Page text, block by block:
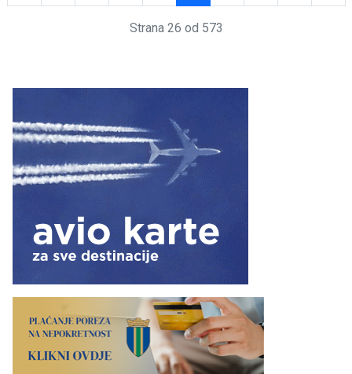
Strana 26 od 573